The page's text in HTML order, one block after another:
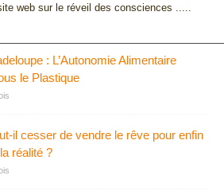
web sur le réveil des consciences .....
: L’Autonomie Alimentaire
le Plastique
il cesser de vendre le rêve pour enfin
réalité ?